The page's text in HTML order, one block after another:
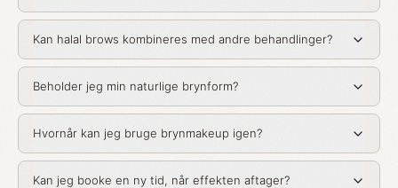
Kan halal brows kombineres med andre behandlinger?
Beholder jeg min naturlige brynform?
Hvornår kan jeg bruge brynmakeup igen?
Kan jeg booke en ny tid, når effekten aftager?